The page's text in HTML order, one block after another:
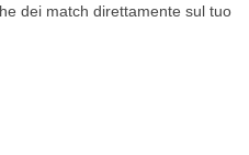
dei match direttamente sul tuo